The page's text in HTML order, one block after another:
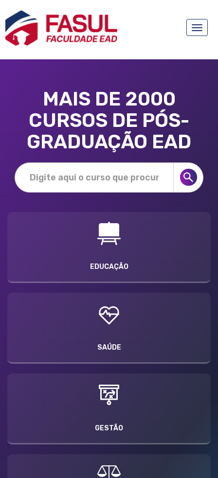
Toggle
MAIS DE 2000
CURSOS DE PÓS-
GRADUAÇÃO EAD
EDUCAÇÃO
SAÚDE
GESTÃO